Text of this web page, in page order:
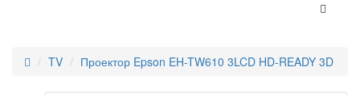
TV Проектор Epson EH-TW610 3LCD HD-READY 3D